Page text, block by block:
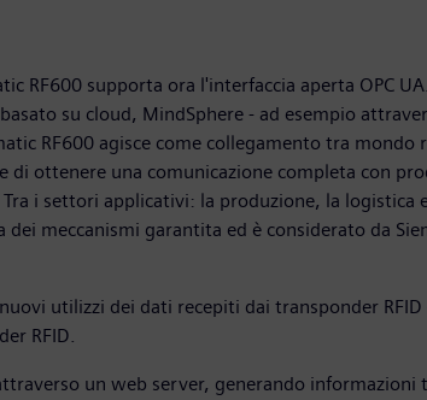
RF600 supporta ora l'interfaccia aperta OPC
su cloud, MindSphere - ad esempio
RF600 agisce come collegamento tra mondo
ottenere una comunicazione completa con
i settori applicativi: la produzione, la logistica
dei meccanismi garantita ed è considerato da
utilizzi dei dati recepiti dai transponder
RFID.
un web server, generando